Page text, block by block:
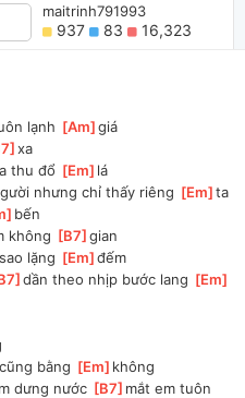
maitrinh791993
937 83 16,323
lạnh [Am ]
giá
]
xa
thu đổ [Em ]lá
nhưng chỉ thấy riêng [Em ]ta
]bến
không [B7 ]
gian
lặng [Em ]
đếm
]
dần theo nhịp bước lang [Em
bằng [Em ]không
dưng nước [B7 ]mắt em tuôn